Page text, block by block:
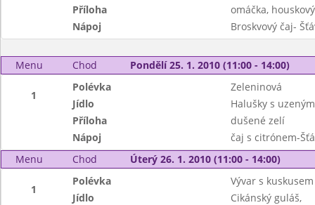
Příloha
omáčka,
Nápoj
Broskvový čaj-
Menu Chod Pondělí 25. 1. 2010 (11:00 - 14:00)
1
Polévka
Zeleninová
Jídlo
Halušky s
Příloha
dušené zelí
Nápoj
čaj s citrónem-
Menu
Chod Úterý 26. 1. 2010 (11:00 - 14:00)
1
Polévka
Vývar s kuskusem
Jídlo
Cikánský guláš,